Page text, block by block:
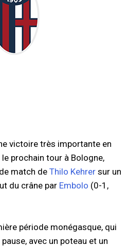
victoire très importante en
prochain tour à Bologne,
match de Thilo Kehrer sur un
du crâne par Embolo (0-1,
période monégasque, qui
avec un poteau et un